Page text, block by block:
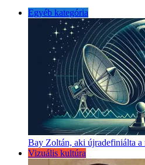
Egyéb kategória
Bay Zoltán, aki újradefiniálta a
Vizuális kultúra